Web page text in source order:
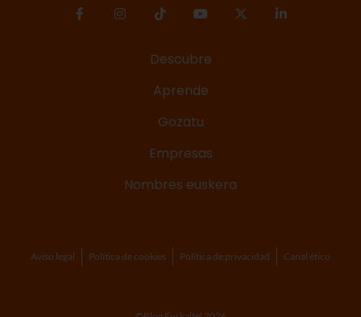
Descubre
Aprende
Gozatu
Empresas
Nombres euskera
Aviso legal Política de cookies Política de privacidad Canal ético